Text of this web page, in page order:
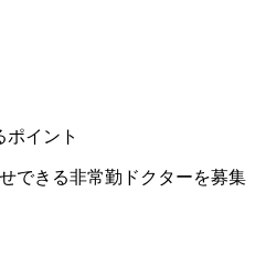
ポイント
できる非常勤ドクターを募集